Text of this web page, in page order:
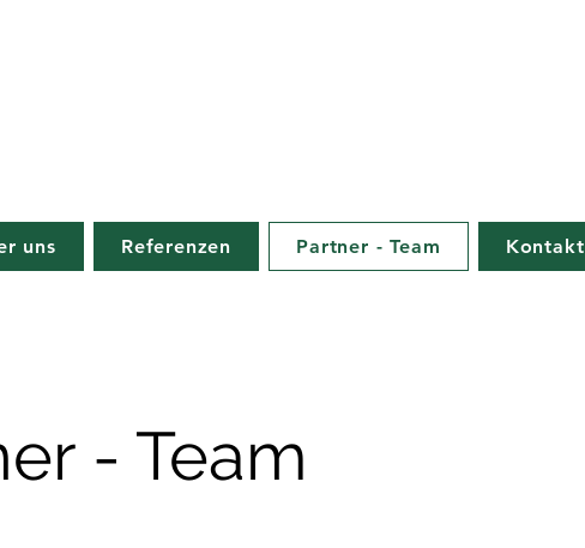
uns Referenzen Partner - Team Kontakt
- Team